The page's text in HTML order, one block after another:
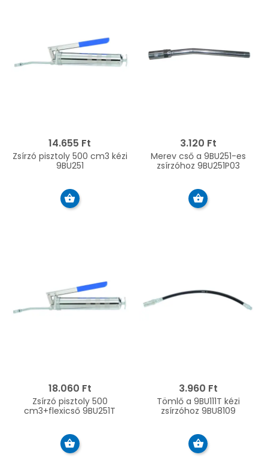
14.655 Ft
Zsírzó pisztoly 500 cm3 kézi
9BU251
3.120 Ft
Merev cső a 9BU251-es
zsírzóhoz 9BU251P03
18.060 Ft
Zsírzó pisztoly 500
cm3+flexicső 9BU251T
3.960 Ft
Tömlő a 9BU111T kézi
zsírzóhoz 9BU8109